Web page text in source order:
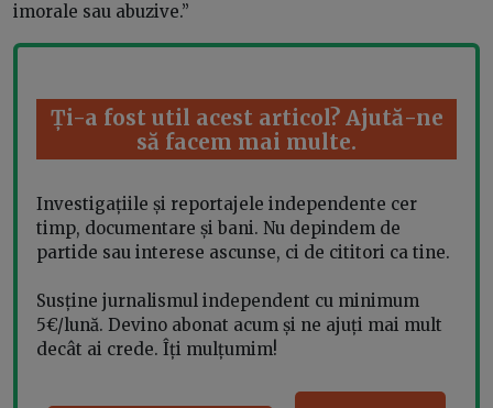
imorale sau abuzive.”
Ți-a fost util acest articol? Ajută-ne
să facem mai multe.
Investigațiile și reportajele independente cer
timp, documentare și bani. Nu depindem de
partide sau interese ascunse, ci de cititori ca tine.
Susține jurnalismul independent cu minimum
5€/lună. Devino abonat acum și ne ajuți mai mult
decât ai crede. Îți mulțumim!